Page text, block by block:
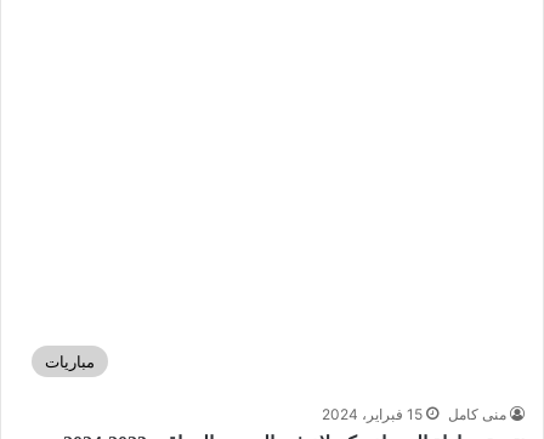
مباريات
منى كامل 15 فبراير، 2024